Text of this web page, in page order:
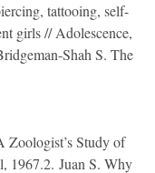
tattooing, self-
girls // Adolescence,
Shah S. The
Study of
1967.2. Juan S. Why